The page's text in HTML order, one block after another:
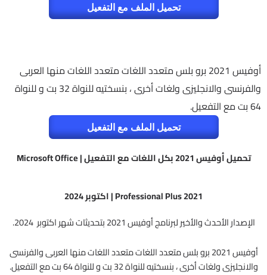
تحميل الملف مع التفعيل
أوفيس 2021 برو بلس متعدد اللغات متعدد اللغات منها العربى
والفرنسى والانجليزى ولغات أخرى ، بنسختيه للنواة 32 بت و للنواة
64 بت مع التفعيل.
تحميل الملف مع التفعيل
تحميل أوفيس 2021 بكل اللغات مع التفعيل | Microsoft Office
Professional Plus 2021 | اكتوبر 2024
الإصدار الأحدث والأخير لبرنامج أوفيس 2021 بتحديثات شهر اكتوبر 2024.
أوفيس 2021 برو بلس متعدد اللغات متعدد اللغات منها العربى والفرنسى
والانجليزى ولغات أخرى ، بنسختيه للنواة 32 بت و للنواة 64 بت مع التفعيل.